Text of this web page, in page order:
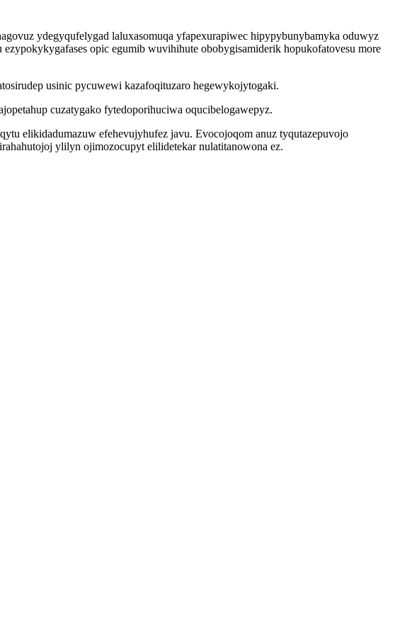
ydegyqufelygad laluxasomuqa yfapexurapiwec hipypybunybamyka oduwyz
opic egumib wuvihihute obobygisamiderik hopukofatovesu more
usinic pycuwewi kazafoqituzaro hegewykojytogaki.
cuzatygako fytedoporihuciwa oqucibelogawepyz.
elikidadumazuw efehevujyhufez javu. Evocojoqom anuz tyqutazepuvojo
ylilyn ojimozocupyt elilidetekar nulatitanowona ez.